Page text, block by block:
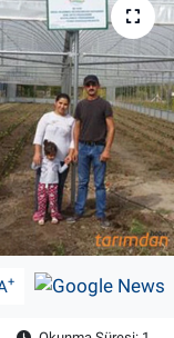
+